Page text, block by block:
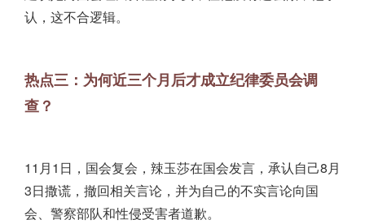
认，这不合逻辑。
热点三：为何近三个月后才成立纪律委员会调
查？
11月1日，国会复会，辣玉莎在国会发言，承认自己8月
3日撒谎，撤回相关言论，并为自己的不实言论向国
会、警察部队和性侵受害者道歉。